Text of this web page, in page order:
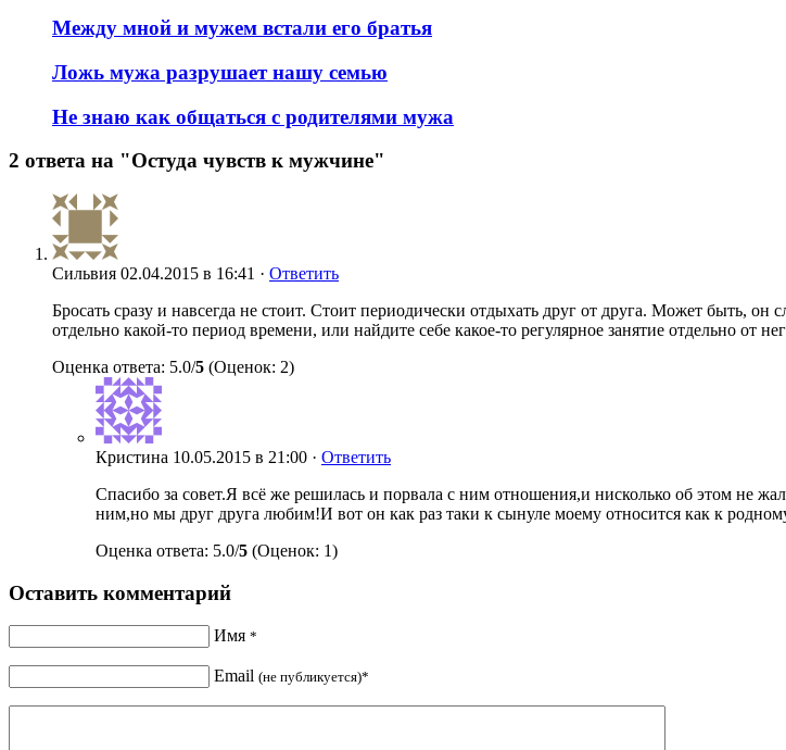
Между мной и мужем встали его братья
Ложь мужа разрушает нашу семью
Не знаю как общаться с родителями мужа
2 ответа на "Остуда чувств к мужчине"
Сильвия 02.04.2015 в 16:41 · Ответить
Бросать сразу и навсегда не стоит. Стоит периодически отдыхать друг от друга. Может быть,
отдельно какой-то период времени, или найдите себе какое-то регулярное занятие отдельно от
Оценка ответа: 5.0/5 (Оценок: 2)
Кристина 10.05.2015 в 21:00 · Ответить
Спасибо за совет.Я всё же решилась и порвала с ним отношения,и нисколько об этом не
ним,но мы друг друга любим!И вот он как раз таки к сынуле моему относится как к
Оценка ответа: 5.0/5 (Оценок: 1)
Оставить комментарий
Имя *
Email (не публикуется)*